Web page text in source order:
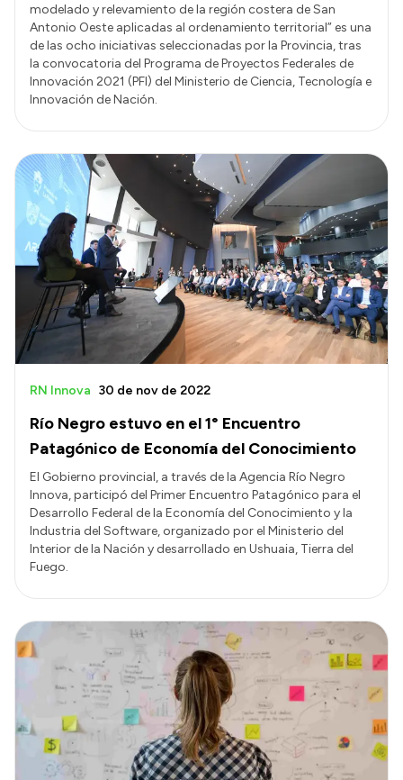
modelado y relevamiento de la región costera de San
Antonio Oeste aplicadas al ordenamiento territorial” es una
de las ocho iniciativas seleccionadas por la Provincia, tras
la convocatoria del Programa de Proyectos Federales de
Innovación 2021 (PFI) del Ministerio de Ciencia, Tecnología e
Innovación de Nación.
Río Negro estuvo en el 1° Encuentro
Patagónico de Economía del Conocimiento
RN Innova 30 de nov de 2022
El Gobierno provincial, a través de la Agencia Río Negro
Innova, participó del Primer Encuentro Patagónico para el
Desarrollo Federal de la Economía del Conocimiento y la
Industria del Software, organizado por el Ministerio del
Interior de la Nación y desarrollado en Ushuaia, Tierra del
Fuego.